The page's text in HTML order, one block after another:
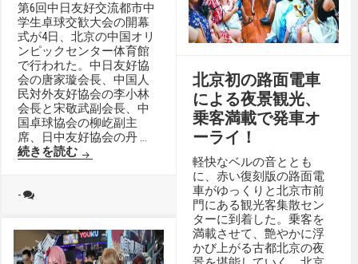
第6回中日友好交流都市中
学生卓球交歓大会の開幕
式が4日、北京の中国オリ
ンピックセンター体育館
で行われた。中日友好協
会の唐家璇会長、中国人
民対外友好協会の李小林
会長と宋敬武副会長、中
国卓球協会の柳屹副主
席、日中友好協会の丹 …
続きを読む 第6回中日友好交流都市中学生卓球交歓大会 北京で
-
北京初の路面電車
による夜景観光、
乗客満載で発車オ
ーライ！
軽快なベルの音ととも
に、赤い復刻版の路面電
車がゆっくりと北京市前
門にある観光客集散セン
ターに到着した。乗客を
満載させて、艶やかに浮
かび上がる古都北京の夜